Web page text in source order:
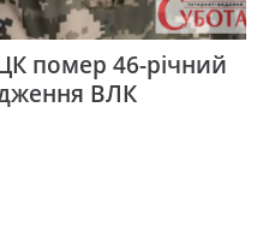
помер 46-річний
ВЛК